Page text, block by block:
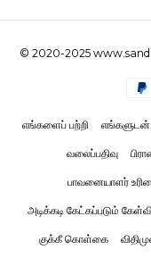
© 2020-2025
எங்களைப் பற்றி எங்களுடன்
வலைப்பதிவு
பாவனையாளர்
அடிக்கடி கேட்கப்படும்
குக்கீ கொள்கை